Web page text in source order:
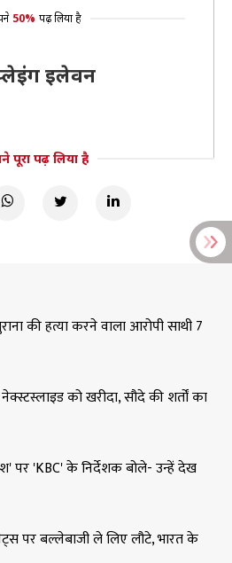
50% पढ़ लिया है
इलेवन
पूरा पढ़ लिया है
की हत्या करने वाला आरोपी साथी 7
को खरीदा, सौदे की शर्तों का
पर 'KBC' के निर्देशक बोले- उन्हें देख
पर बल्लेबाजी ले लिए लौटे, भारत के